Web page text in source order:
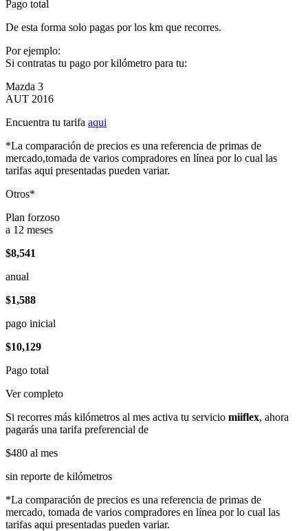
Pago total
De esta forma solo pagas por los km que recorres.
Por ejemplo:
Si contratas tu pago por kilómetro para tu:
Mazda 3
AUT 2016
Encuentra tu tarifa aqui
*La comparación de precios es una referencia de primas de
mercado,tomada de varios compradores en línea por lo cual las
tarifas aqui presentadas pueden variar.
Otros*
Plan forzoso
a 12 meses
$8,541
anual
$1,588
pago inicial
$10,129
Pago total
Ver completo
Si recorres más kilómetros al mes activa tu servicio miiflex, ahora
pagarás una tarifa preferencial de
$480 al mes
sin reporte de kilómetros
*La comparación de precios es una referencia de primas de
mercado, tomada de varios compradores en línea por lo cual las
tarifas aqui presentadas pueden variar.